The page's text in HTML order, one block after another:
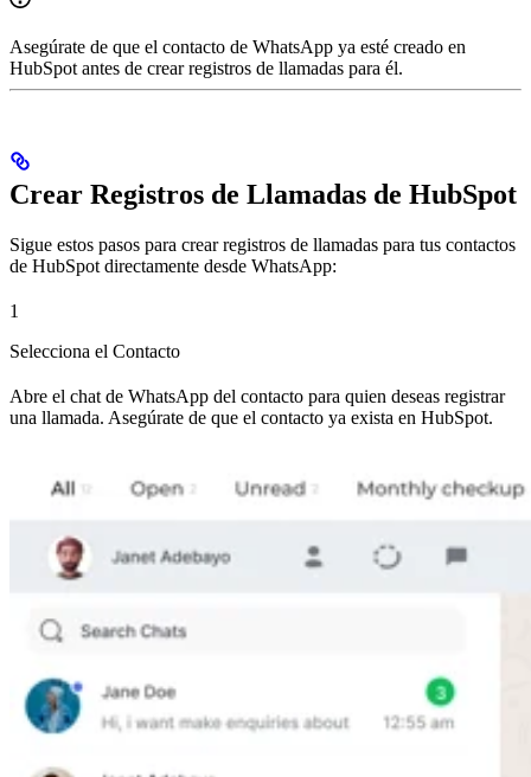
Asegúrate de que el contacto de WhatsApp ya esté creado en
HubSpot antes de crear registros de llamadas para él.
Crear Registros de Llamadas de HubSpot
Sigue estos pasos para crear registros de llamadas para tus contactos
de HubSpot directamente desde WhatsApp:
1
Selecciona el Contacto
Abre el chat de WhatsApp del contacto para quien deseas registrar
una llamada. Asegúrate de que el contacto ya exista en HubSpot.